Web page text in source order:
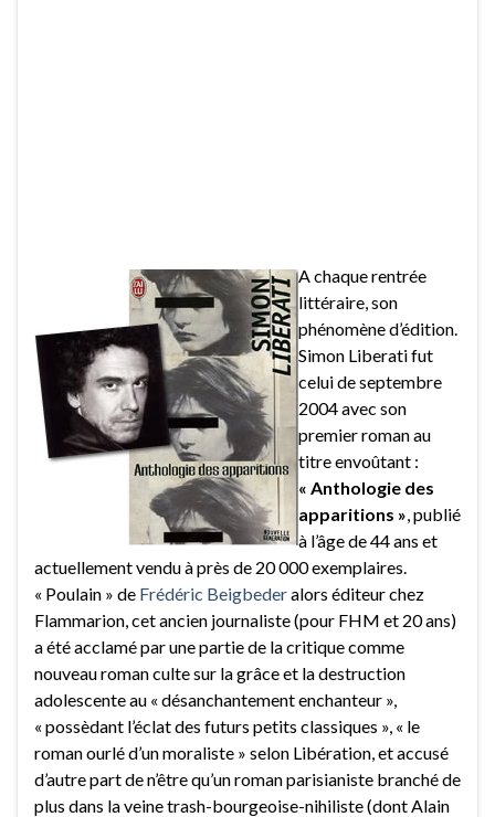
A chaque rentrée
littéraire, son
phénomène d’édition.
Simon Liberati fut
celui de septembre
2004 avec son
premier roman au
titre envoûtant :
« Anthologie des
apparitions » , publié
à l’âge de 44 ans et
actuellement vendu à près de 20 000 exemplaires.
« Poulain » de Frédéric Beigbederalors éditeur chez
Flammarion, cet ancien journaliste (pour FHM et 20 ans)
a été acclamé par une partie de la critique comme
nouveau roman culte sur la grâce et la destruction
adolescente au « désanchantement enchanteur »,
« possèdant l’éclat des futurs petits classiques », « le
roman ourlé d’un moraliste » selon Libération, et accusé
d’autre part de n’être qu’un roman parisianiste branché de
plus dans la veine trash-bourgeoise-nihiliste (dont Alain